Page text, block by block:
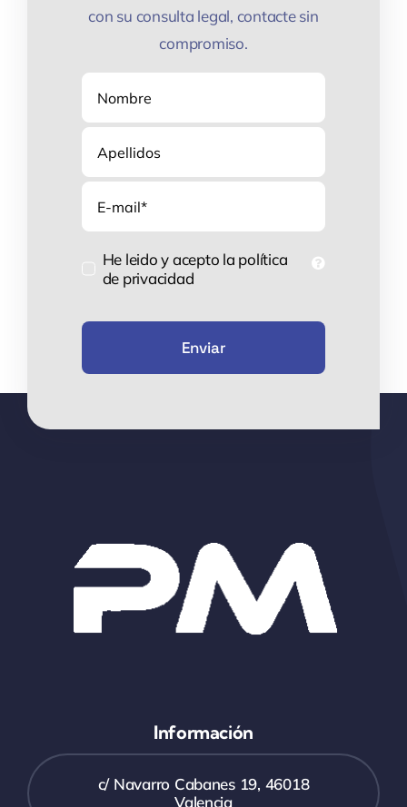
con su consulta legal, contacte sin
compromiso.
Correo
electrónico
He leido y acepto la política
de privacidad
Enviar
Información
c/ Navarro Cabanes 19, 46018
Valencia